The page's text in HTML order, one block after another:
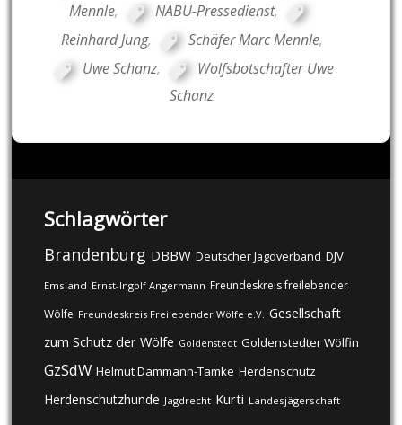
Mennle, NABU-Pressedienst,
Reinhard Jung, Schäfer Marc Mennle,
Uwe Schanz,
Wolfsbotschafter Uwe
Schanz
Schlagwörter
Brandenburg DBBW Deutscher Jagdverband DJV
Emsland Ernst-Ingolf Angermann Freundeskreis freilebender
Wölfe Freundeskreis Freilebender Wölfe e.V. Gesellschaft
zum Schutz der Wölfe Goldenstedt Goldenstedter Wölfin
GzSdW Helmut Dammann-Tamke Herdenschutz
Herdenschutzhunde Jagdrecht Kurti Landesjägerschaft